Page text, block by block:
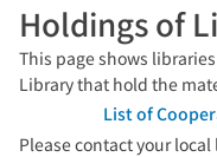
Holdings of
This page shows
Library that hold the
List of
Please contact your